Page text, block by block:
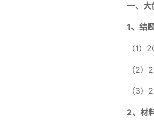
一、大
1、结
（1）
（2
（3）
2、材